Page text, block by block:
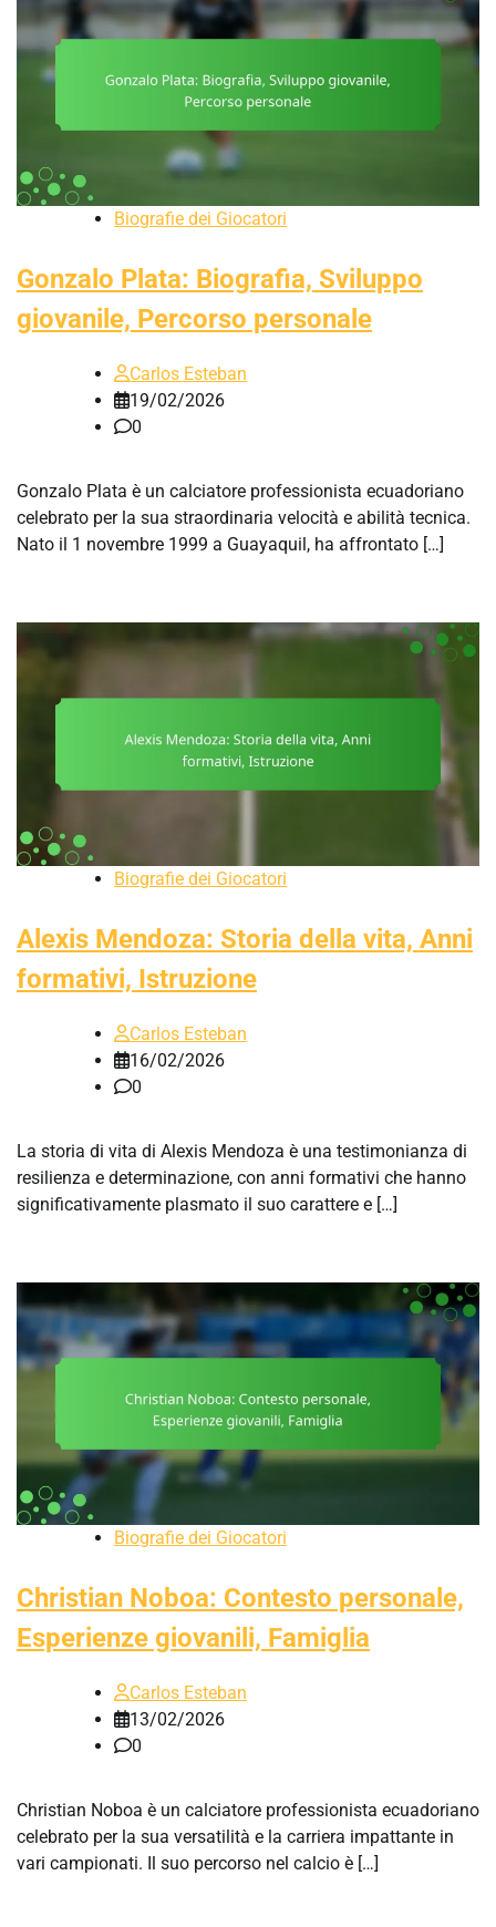
Biografie dei Giocatori
Gonzalo Plata: Biografia, Sviluppo
giovanile, Percorso personale
Carlos Esteban
19/02/2026
0
Gonzalo Plata è un calciatore professionista ecuadoriano
celebrato per la sua straordinaria velocità e abilità tecnica.
Nato il 1 novembre 1999 a Guayaquil, ha affrontato […]
Biografie dei Giocatori
Alexis Mendoza: Storia della vita, Anni
formativi, Istruzione
Carlos Esteban
16/02/2026
0
La storia di vita di Alexis Mendoza è una testimonianza di
resilienza e determinazione, con anni formativi che hanno
significativamente plasmato il suo carattere e […]
Biografie dei Giocatori
Christian Noboa: Contesto personale,
Esperienze giovanili, Famiglia
Carlos Esteban
13/02/2026
0
Christian Noboa è un calciatore professionista ecuadoriano
celebrato per la sua versatilità e la carriera impattante in
vari campionati. Il suo percorso nel calcio è […]